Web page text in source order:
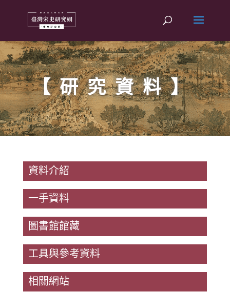
【研究資料】
資料介紹
一手資料
圖書館館藏
工具與參考資料
相關網站